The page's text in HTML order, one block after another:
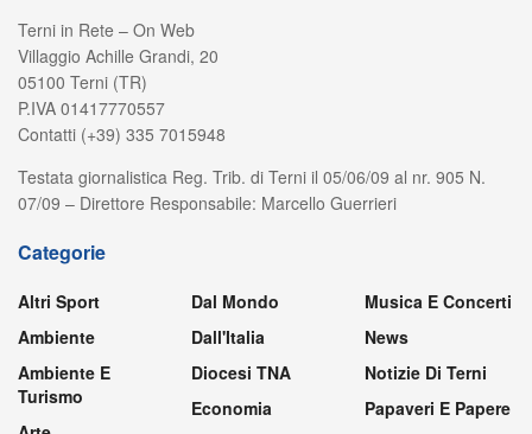
Terni in Rete – On Web
Villaggio Achille Grandi, 20
05100 Terni (TR)
P.IVA 01417770557
Contatti (+39) 335 7015948
Testata giornalistica Reg. Trib. di Terni il 05/06/09 al nr. 905 N.
07/09 – Direttore Responsabile: Marcello Guerrieri
Categorie
Altri Sport
Ambiente
Ambiente E
Turismo
Dal Mondo
Dall'Italia
Diocesi TNA
Economia
Musica E Concerti
News
Notizie Di Terni
Papaveri E Papere